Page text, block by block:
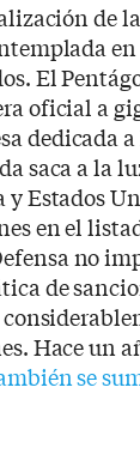
de
en
El
oficial a
dedicada
saca a la
Estados
en el
no
de
Hace un
se